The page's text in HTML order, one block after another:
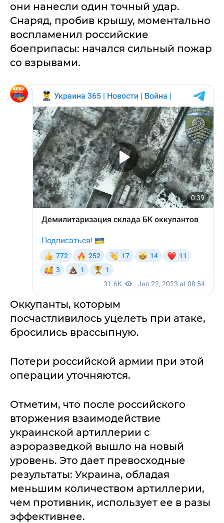
они нанесли один точный удар.
Снаряд, пробив крышу, моментально
воспламенил российские
боеприпасы: начался сильный пожар
со взрывами.
Оккупанты, которым
посчастливилось уцелеть при атаке,
бросились врассыпную.
Потери российской армии при этой
операции уточняются.
Отметим, что после российского
вторжения взаимодействие
украинской артиллерии с
аэроразведкой вышло на новый
уровень. Это дает превосходные
результаты: Украина, обладая
меньшим количеством артиллерии,
чем противник, использует ее в разы
эффективнее.